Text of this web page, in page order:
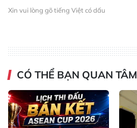
Xin vui lòng gõ tiếng Việt có dấu
CÓ THỂ BẠN QUAN TÂM